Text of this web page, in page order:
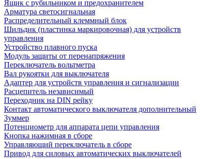
Ящик с рубильником и предохранителем
Арматура светосигнальная
Распределительный клеммный блок
Шильдик (пластинка маркировочная) для устройств
управления
Устройство плавного пуска
Модуль защиты от перенапряжения
Переключатель вольтметра
Вал рукоятки для выключателя
Адаптер для устройств управления и сигнализации
Расцепитель независимый
Переходник на DIN рейку
Контакт автоматического выключателя дополнительный
Зуммер
Потенциометр для аппарата цепи управления
Кнопка нажимная в сборе
Управляющий переключатель в сборе
Привод для силовых автоматических выключателей